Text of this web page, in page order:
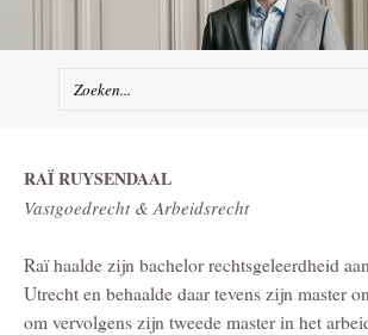
RAÏ RUYSENDAAL
Vastgoedrecht & Arbeidsrecht
Raï haalde zijn bachelor rechtsgeleerdheid
Utrecht en behaalde daar tevens zijn master
om vervolgens zijn tweede master in het